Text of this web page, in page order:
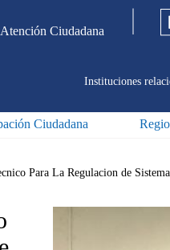
Atención Ciudadana
Instituciones
Ciudadana
Para La Regulacion de